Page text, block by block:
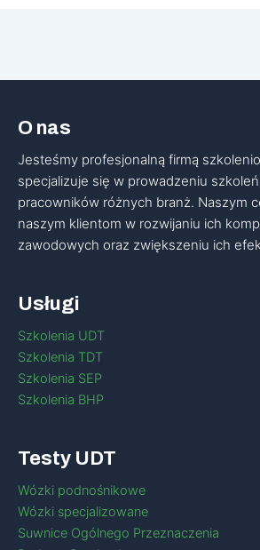
O nas
Jesteśmy profesjonalną firmą
specjalizuje się w prowadzeniu
pracowników różnych branż. Naszym
naszym klientom w rozwijaniu ich
zawodowych oraz zwiększeniu ich
Usługi
Szkolenia UDT
Szkolenia TDT
Szkolenia SEP
Szkolenia BHP
Testy UDT
Wózki podnośnikowe
Wózki specjalizowane
Suwnice Ogólnego Przeznaczenia